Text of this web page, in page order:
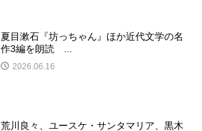
夏目漱石『坊っちゃん』ほか近代文学の名
作3編を朗読 ...
2026.06.16
荒川良々、ユースケ・サンタマリア、黒木